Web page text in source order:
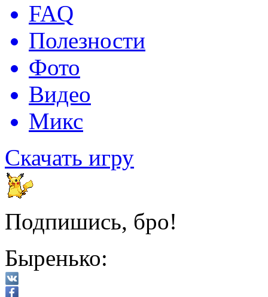
FAQ
Полезности
Фото
Видео
Микс
Скачать игру
Подпишись, бро!
Быренько: